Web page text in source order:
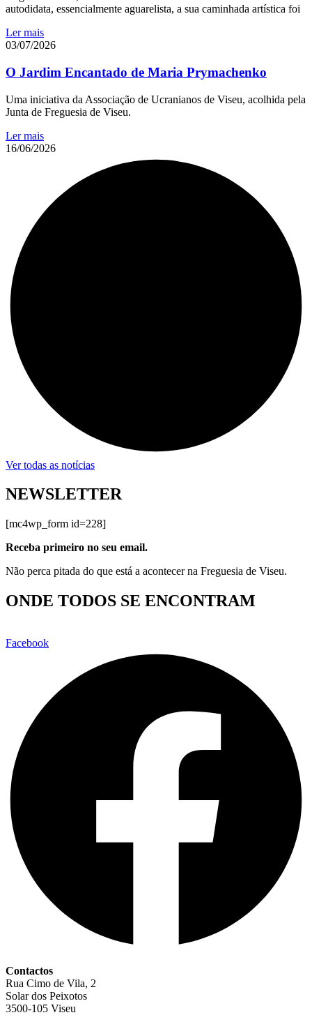
autodidata, essencialmente aguarelista, a sua caminhada artística foi
Ler mais
03/07/2026
O Jardim Encantado de Maria Prymachenko
Uma iniciativa da Associação de Ucranianos de Viseu, acolhida pela
Junta de Freguesia de Viseu.
Ler mais
16/06/2026
Ver todas as notícias
NEWSLETTER
[mc4wp_form id=228]
Receba primeiro no seu email.
Não perca pitada do que está a acontecer na Freguesia de Viseu.
ONDE TODOS SE ENCONTRAM
Facebook
Contactos
Rua Cimo de Vila, 2
Solar dos Peixotos
3500-105 Viseu